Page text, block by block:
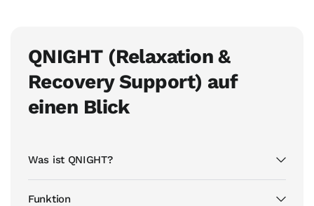
QNIGHT (Relaxation &
Recovery Support) auf
einen Blick
Was ist QNIGHT?
Funktion